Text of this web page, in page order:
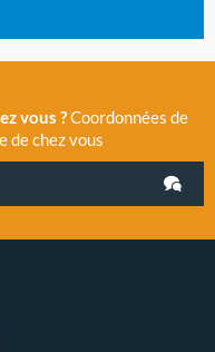
vous ?Coordonnées de
de chez vous